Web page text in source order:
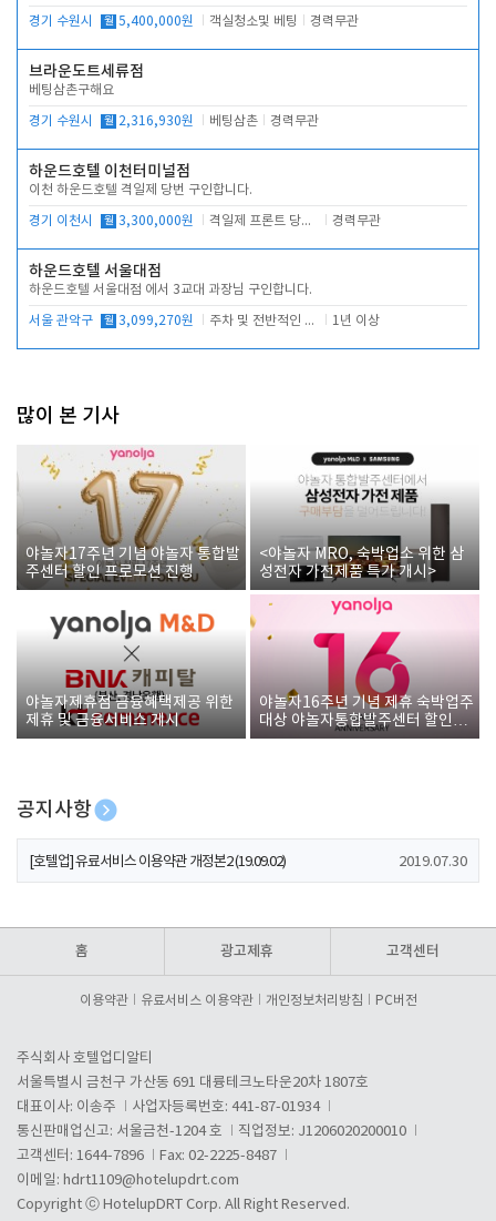
경기 수원시 월 5,400,000원 객실청소및 베팅 경력무관
브라운도트세류점
베팅삼촌구해요
경기 수원시 월 2,316,930원 베팅삼촌 경력무관
하운드호텔 이천터미널점
이천 하운드호텔 격일제 당번 구인합니다.
경기 이천시 월 3,300,000원 격일제 프론트 당번 업무로 주차 및 객실 점검 경력무관
하운드호텔 서울대점
하운드호텔 서울대점 에서 3교대 과장님 구인합니다.
서울 관악구 월 3,099,270원 주차 및 전반적인 당번업무 1년 이상
많이 본 기사
야놀자17주년 기념 야놀자 통합발
주센터 할인 프로모션 진행
<야놀자 MRO, 숙박업소 위한 삼
성전자 가전제품 특가 개시>
야놀자제휴점 금융혜택제공 위한
제휴 및 금융서비스 게시
야놀자16주년 기념 제휴 숙박업주
대상 야놀자통합발주센터 할인쿠
폰 증정
공지사항
[호텔업] 개인정보 처리방침 개정본1 (19.09.02)
[호텔업] 유료서비스 이용약관 개정본2 (19.09.02) 2019.07.30
홈 광고제휴 고객센터
이용약관 유료서비스 이용약관 개인정보처리방침 PC버전
주식회사 호텔업디알티
서울특별시 금천구 가산동 691 대륭테크노타운20차 1807호
대표이사: 이송주
사업자등록번호: 441-87-01934
통신판매업신고: 서울금천-1204 호
직업정보: J1206020200010
고객센터: 1644-7896
Fax: 02-2225-8487
이메일: hdrt1109@hotelupdrt.com
Copyright ⓒ HotelupDRT Corp. All Right Reserved.